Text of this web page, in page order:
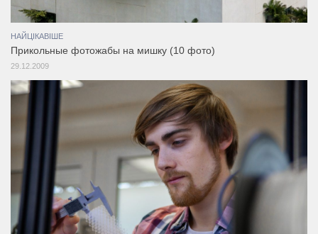
НАЙЦІКАВІШЕ
Прикольные фотожабы на мишку (10 фото)
29.12.2009